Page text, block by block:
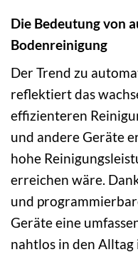
Die Bedeutung von
Bodenreinigung
Der Trend zu
reflektiert das
effizienteren
und andere Geräte
hohe
erreichen wäre.
und
Geräte eine
nahtlos in den